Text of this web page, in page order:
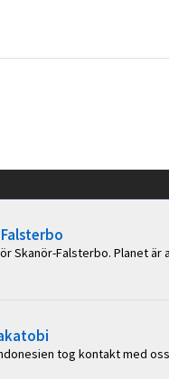
Skanör-Falsterbo. Planet
Indonesien tog kontakt med